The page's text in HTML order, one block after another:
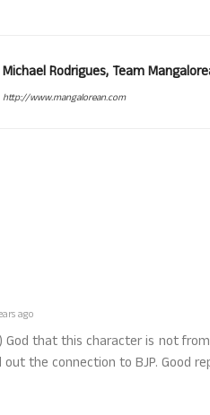
Michael Rodrigues, Team
http://www.mangalorean.com
ago
God that this character is not
the connection to BJP. Good